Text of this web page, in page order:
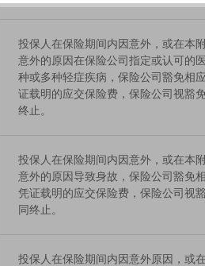
投保人在保险期间内因意外，或在本
意外的原因在保险公司指定或认可的
种或多种轻症疾病，保险公司豁免相
证载明的应交保险费，保险公司视豁
终止。
投保人在保险期间内因意外，或在本
意外的原因导致身故，保险公司豁免
凭证载明的应交保险费，保险公司视
同终止。
投保人在保险期间内因意外原因，或